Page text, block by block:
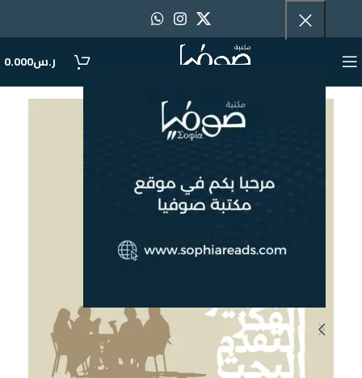
ر.س0.000